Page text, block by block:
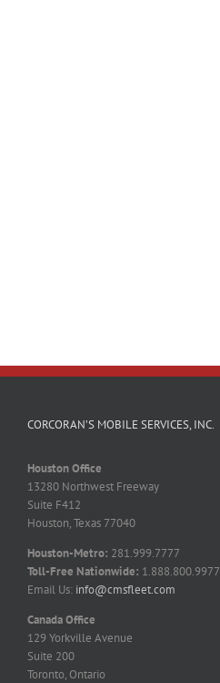
CORCORAN’S MOBILE SERVICES, INC.
Houston Office
13280 Northwest Freeway
Suite F412
Houston, Texas 77040
Houston-Metro: 281.999.7777
Toll-Free Nationwide: 1.888.800.9977
Email Us: info@cmsfleet.com
Canada Office
129 Yorkville Avenue
Suite 200
Toronto, Ontario